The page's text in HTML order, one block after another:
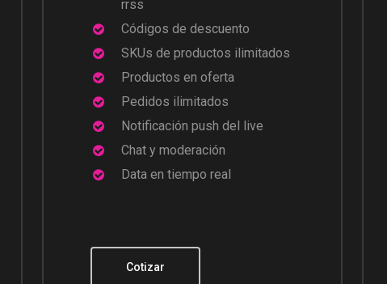
rrss
Códigos de descuento
SKUs de productos ilimitados
Productos en oferta
Pedidos ilimitados
Notificación push del live
Chat y moderación
Data en tiempo real
Cotizar